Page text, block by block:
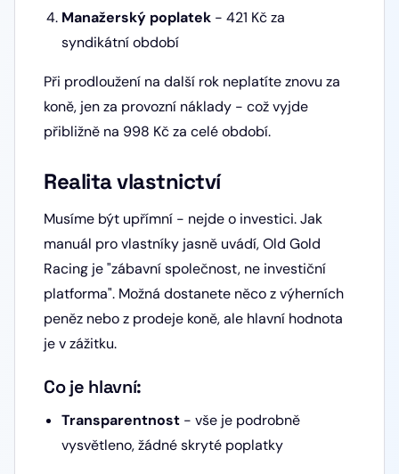
Manažerský poplatek - 421 Kč za
syndikátní období
Při prodloužení na další rok neplatíte znovu za
koně, jen za provozní náklady - což vyjde
přibližně na 998 Kč za celé období.
Realita vlastnictví
Musíme být upřímní - nejde o investici. Jak
manuál pro vlastníky jasně uvádí, Old Gold
Racing je "zábavní společnost, ne investiční
platforma". Možná dostanete něco z výherních
peněz nebo z prodeje koně, ale hlavní hodnota
je v zážitku.
Co je hlavní:
Transparentnost - vše je podrobně
vysvětleno, žádné skryté poplatky